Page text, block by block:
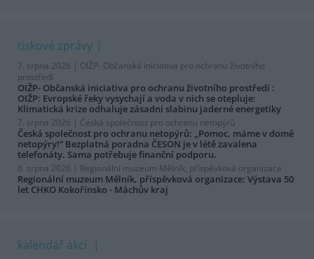
tiskové zprávy
7. srpna 2026 | OIŽP- Občanská iniciativa pro ochranu životního
prostředí
OIŽP- Občanská iniciativa pro ochranu životního prostředí :
OIŽP: Evropské řeky vysychají a voda v nich se otepluje:
Klimatická krize odhaluje zásadní slabinu jaderné energetiky
7. srpna 2026 | Česká společnost pro ochranu netopýrů
Česká společnost pro ochranu netopýrů: „Pomoc, máme v domě
netopýry!“ Bezplatná poradna ČESON je v létě zavalena
telefonáty. Sama potřebuje finanční podporu.
6. srpna 2026 | Regionální muzeum Mělník, příspěvková organizace
Regionální muzeum Mělník, příspěvková organizace: Výstava 50
let CHKO Kokořínsko - Máchův kraj
kalendář akcí